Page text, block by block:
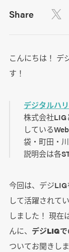
Share
こんにちは！ デ
す！
デジタルハ
株式会社LIG
している
袋・町田・
説明会は各
今回は、デジ
して活躍されて
しました！ 現在
んに、 デジLIG
ついてお聞きしま